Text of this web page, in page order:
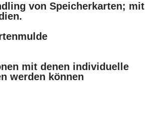
von Speicherkarten; mit
mit denen individuelle
werden können